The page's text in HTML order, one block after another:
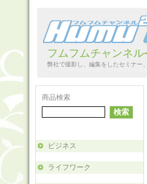
フムフムチャンネ
弊社で撮影し、編集をしたセミナー
商品検索
ビジネス
ライフワーク